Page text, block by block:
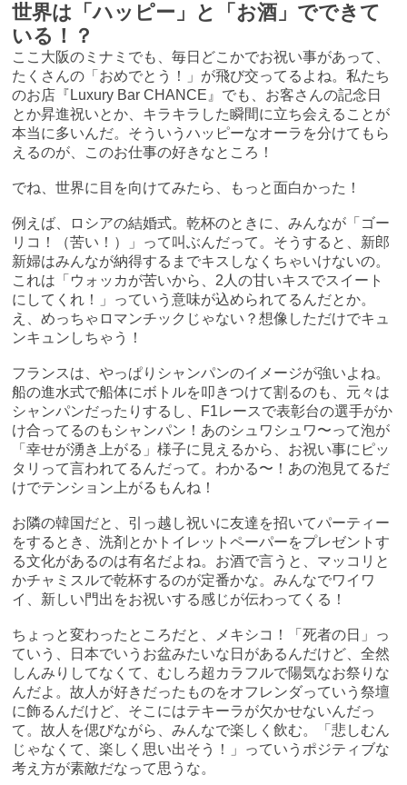
世界は「ハッピー」と「お酒」でできて
いる！？
ここ大阪のミナミでも、毎日どこかでお祝い事があって、
たくさんの「おめでとう！」が飛び交ってるよね。私たち
のお店『Luxury Bar CHANCE』でも、お客さんの記念日
とか昇進祝いとか、キラキラした瞬間に立ち会えることが
本当に多いんだ。そういうハッピーなオーラを分けてもら
えるのが、このお仕事の好きなところ！
でね、世界に目を向けてみたら、もっと面白かった！
例えば、ロシアの結婚式。乾杯のときに、みんなが「ゴー
リコ！（苦い！）」って叫ぶんだって。そうすると、新郎
新婦はみんなが納得するまでキスしなくちゃいけないの。
これは「ウォッカが苦いから、2人の甘いキスでスイート
にしてくれ！」っていう意味が込められてるんだとか。
え、めっちゃロマンチックじゃない？想像しただけでキュ
ンキュンしちゃう！
フランスは、やっぱりシャンパンのイメージが強いよね。
船の進水式で船体にボトルを叩きつけて割るのも、元々は
シャンパンだったりするし、F1レースで表彰台の選手がか
け合ってるのもシャンパン！あのシュワシュワ〜って泡が
「幸せが湧き上がる」様子に見えるから、お祝い事にピッ
タリって言われてるんだって。わかる〜！あの泡見てるだ
けでテンション上がるもんね！
お隣の韓国だと、引っ越し祝いに友達を招いてパーティー
をするとき、洗剤とかトイレットペーパーをプレゼントす
る文化があるのは有名だよね。お酒で言うと、マッコリと
かチャミスルで乾杯するのが定番かな。みんなでワイワ
イ、新しい門出をお祝いする感じが伝わってくる！
ちょっと変わったところだと、メキシコ！「死者の日」っ
ていう、日本でいうお盆みたいな日があるんだけど、全然
しんみりしてなくて、むしろ超カラフルで陽気なお祭りな
んだよ。故人が好きだったものをオフレンダっていう祭壇
に飾るんだけど、そこにはテキーラが欠かせないんだっ
て。故人を偲びながら、みんなで楽しく飲む。「悲しむん
じゃなくて、楽しく思い出そう！」っていうポジティブな
考え方が素敵だなって思うな。